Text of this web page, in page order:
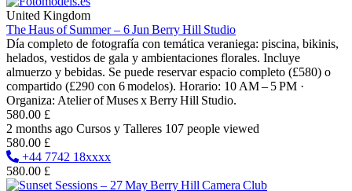
United Kingdom
The Haus of Summer – 6 Jun Berry Hill Studio
Día completo de fotografía con temática veraniega: piscina, bikinis,
helados, vestidos de gala y ambientaciones florales. Incluye
almuerzo y bebidas. Se puede reservar espacio completo (£580) o
compartido (£290 con 6 modelos). Horario: 10 AM – 5 PM ·
Organiza: Atelier of Muses x Berry Hill Studio.
580.00 £
2 months ago Cursos y Talleres 107 people viewed
580.00 £
+44 7742 18xxxx
580.00 £